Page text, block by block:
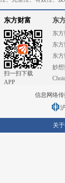
东方财富
扫一扫下载
APP
东
东
东
东
妙
信息网络传
关